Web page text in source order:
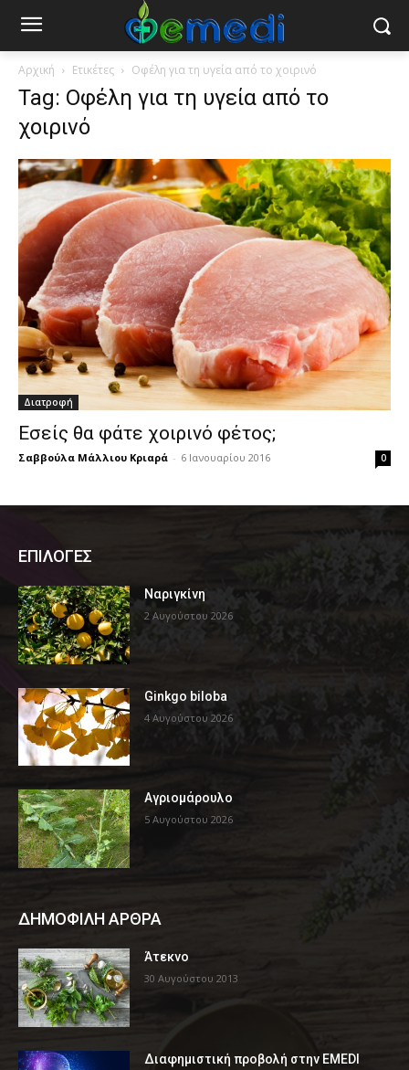
Αρχική Ετικέτες Οφέλη για τη υγεία από το χοιρινό
Tag: Οφέλη για τη υγεία από το
χοιρινό
Διατροφή
Εσείς θα φάτε χοιρινό φέτος;
Σαββούλα Μάλλιου Κριαρά - 6 Ιανουαρίου 2016 0
ΕΠΙΛΟΓΕΣ
Ναριγκίνη
2 Αυγούστου 2026
Ginkgo biloba
4 Αυγούστου 2026
Αγριομάρουλο
5 Αυγούστου 2026
ΔΗΜΟΦΙΛΗ ΑΡΘΡΑ
Άτεκνο
30 Αυγούστου 2013
Διαφημιστική προβολή στην EMEDI